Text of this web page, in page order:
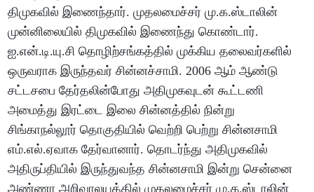
திமுகவில் இணைந்தார். முதலமைச்சர் மு.க.ஸ்டாலின்
முன்னிலையில் திமுகவில் இணைந்து கொண்டார்.
ஐ.என்.டி.யு.சி தொழிற்சங்கத்தில் முக்கிய தலைவர்களில்
ஒருவராக இருந்தவர் சின்னச்சாமி. 2006 ஆம் ஆண்டு
சட்டசபை தேர்தலின்போது அதிமுகவுடன் கூட்டணி
அமைத்து இரட்டை இலை சின்னத்தில் நின்று
சிங்காநல்லூர் தொகுதியில் வெற்றி பெற்று சின்னசாமி
எம்.எல்.ஏவாக தேர்வானார். தொடர்ந்து அதிமுகவில்
அதிருப்தியில் இருந்துவந்த சின்னசாமி இன்று சென்னை
அண்ணா அறிவாலயத்தில் முதலமைச்சர் மு.க.ஸ்டாலின்